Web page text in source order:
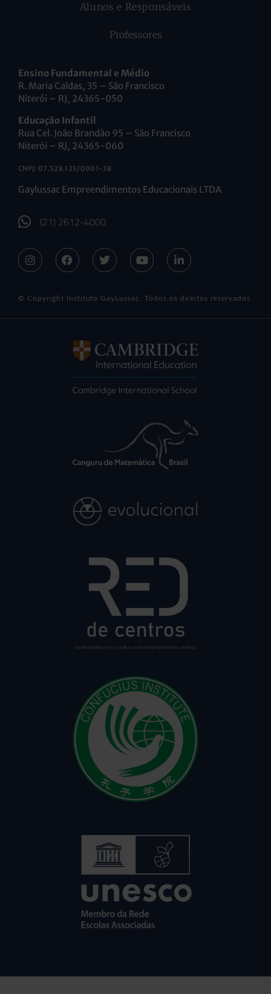
Alunos e Responsáveis
Professores
Ensino Fundamental e Médio
R. Maria Caldas, 35 – São Francisco
Niterói – RJ, 24365-050
Educação Infantil
Rua Cel. João Brandão 95 – São Francisco
Niterói – RJ, 24365-060
CNPJ: 07.528.125/0001-38
Gaylussac Empreendimentos Educacionais LTDA
(21) 2612-4000
© Copyright Instituto GayLussac. Todos os direitos reservados.